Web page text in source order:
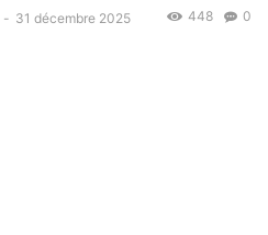
- 31 décembre 2025 0
448